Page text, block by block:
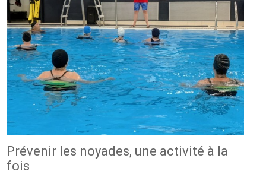
Prévenir les noyades, une activité à la
fois